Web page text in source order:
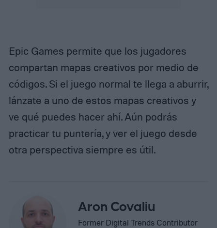
Epic Games permite que los jugadores
compartan mapas creativos por medio de
códigos. Si el juego normal te llega a aburrir,
lánzate a uno de estos mapas creativos y
ve qué puedes hacer ahí. Aún podrás
practicar tu puntería, y ver el juego desde
otra perspectiva siempre es útil.
Aron Covaliu
Former Digital Trends Contributor